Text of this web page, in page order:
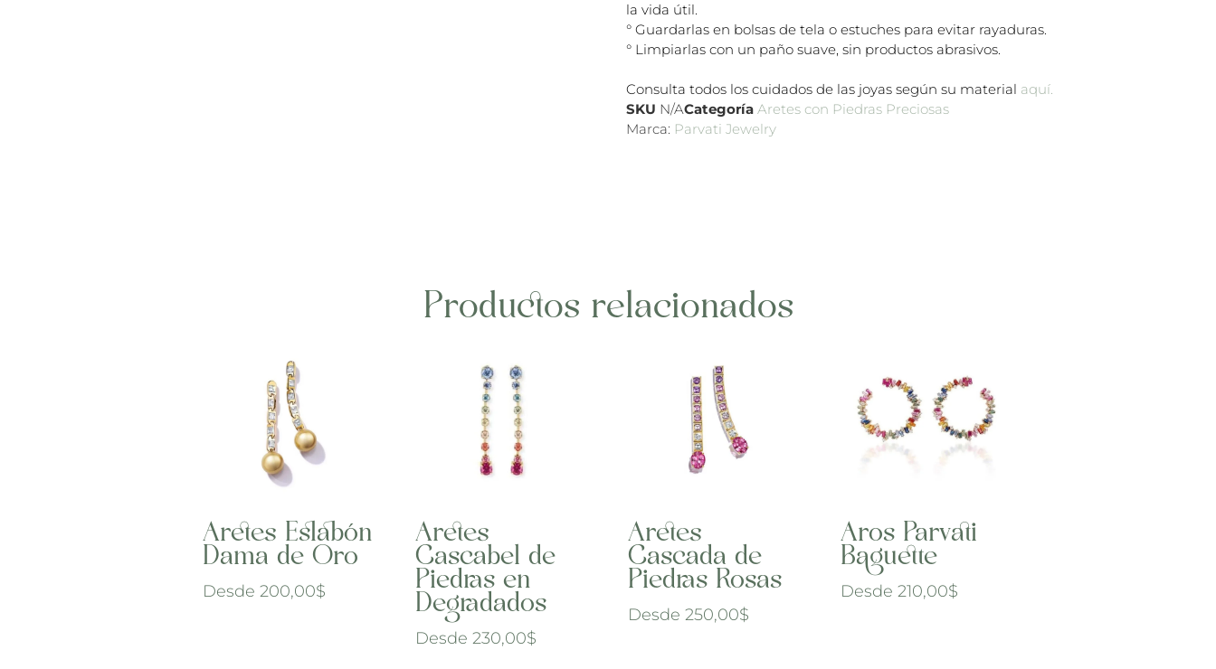
la vida útil.
° Guardarlas en bolsas de tela o estuches para evitar rayaduras.
° Limpiarlas con un paño suave, sin productos abrasivos.
Consulta todos los cuidados de las joyas según su material aquí.
SKU N/ACategoría Aretes con Piedras Preciosas
Marca: Parvati Jewelry
Productos relacionados
Aretes Eslabón
Dama de Oro
Desde 200,00$
Aretes
Cascabel de
Piedras en
Degradados
Desde 230,00$
Aretes
Cascada de
Piedras Rosas
Desde 250,00$
Aros Parvati
Baguette
Desde210,00$